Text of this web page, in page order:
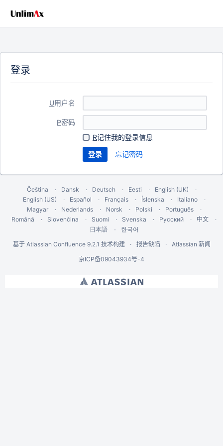
登录
U用户名
P密码
R记住我的登录信息
忘记密码
Čeština Dansk Deutsch Eesti
English (UK)
English (US)
Español Français Íslenska
Italiano
Magyar
Nederlands Norsk Polski
Português
Română
Slovenčina Suomi Svenska Русский 中文
日本語
한국어
基于 Atlassian Confluence 9.2.1 技术构建 报告缺陷
Atlassian 新闻
京ICP备09043934号-4